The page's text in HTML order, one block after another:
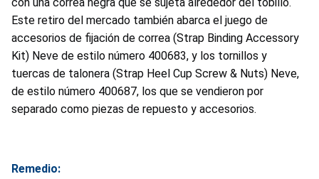
Este retiro del mercado también abarca el juego de
accesorios de fijación de correa (Strap Binding Accessory
Kit) Neve de estilo número 400683, y los tornillos y
tuercas de talonera (Strap Heel Cup Screw & Nuts) Neve,
de estilo número 400687, los que se vendieron por
separado como piezas de repuesto y accesorios.
Remedio: